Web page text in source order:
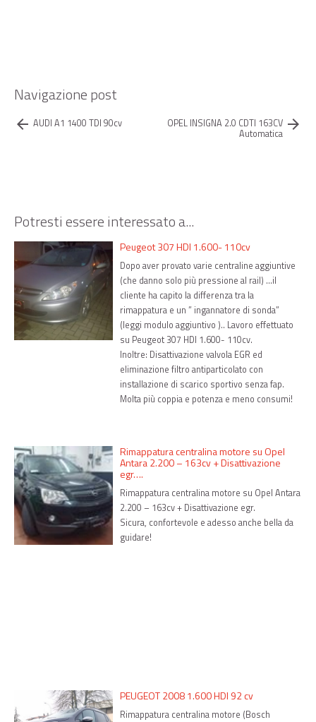
Navigazione post
arrow_back AUDI A1 1400 TDI 90cv OPEL INSIGNA 2.0 CDTI 163CV
Automatica
arrow_forward
Potresti essere interessato a...
Peugeot 307 HDI 1.600- 110cv
Dopo aver provato varie centraline aggiuntive
(che danno solo più pressione al rail) …il
cliente ha capito la differenza tra la
rimappatura e un ” ingannatore di sonda”
(leggi modulo aggiuntivo ).. Lavoro effettuato
su Peugeot 307 HDI 1.600- 110cv.
Inoltre: Disattivazione valvola EGR ed
eliminazione filtro antiparticolato con
installazione di scarico sportivo senza fap.
Molta più coppia e potenza e meno consumi!
Rimappatura centralina motore su Opel
Antara 2.200 – 163cv + Disattivazione
egr….
Rimappatura centralina motore su Opel Antara
2.200 – 163cv + Disattivazione egr.
Sicura, confortevole e adesso anche bella da
guidare!
PEUGEOT 2008 1.600 HDI 92 cv
Rimappatura centralina motore (Bosch